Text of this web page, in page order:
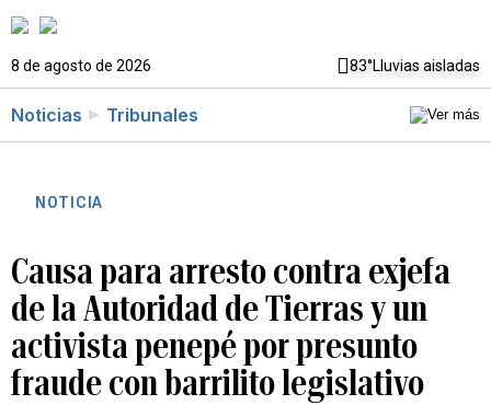
8 de agosto de 2026 83°Lluvias aisladas
Noticias Tribunales
NOTICIA
Causa para arresto contra exjefa
de la Autoridad de Tierras y un
activista penepé por presunto
fraude con barrilito legislativo